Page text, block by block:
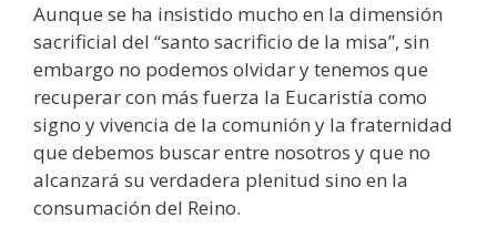
Aunque se ha insistido mucho en la dimensión
sacrificial del “santo sacrificio de la misa”, sin
embargo no podemos olvidar y tenemos que
recuperar con más fuerza la Eucaristía como
signo y vivencia de la comunión y la fraternidad
que debemos buscar entre nosotros y que no
alcanzará su verdadera plenitud sino en la
consumación del Reino.